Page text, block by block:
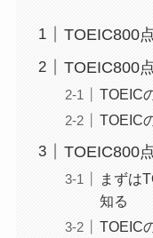
TOEIC800
TOEIC800
TOEIC
TOEIC
TOEIC800
まずは
知る
TOEIC